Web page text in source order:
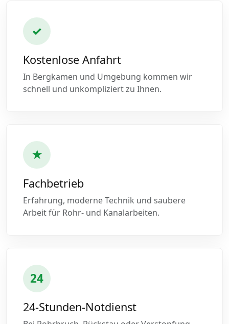
✓
Kostenlose Anfahrt
In Bergkamen und Umgebung kommen wir
schnell und unkompliziert zu Ihnen.
★
Fachbetrieb
Erfahrung, moderne Technik und saubere
Arbeit für Rohr- und Kanalarbeiten.
24
24-Stunden-Notdienst